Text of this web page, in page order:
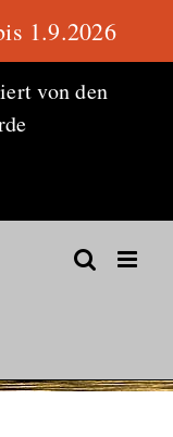
von den
1.9.2026